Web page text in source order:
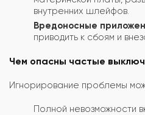
внутренних шлейфов.
Вредоносные
приводить к сбоям и
Чем опасны частые
Игнорирование проблемы
Полной невозможности